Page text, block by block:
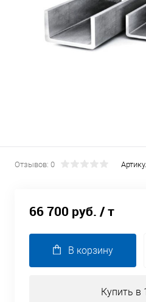
Отзывов: 0
66 700 руб. / т
В корзину
Купить в